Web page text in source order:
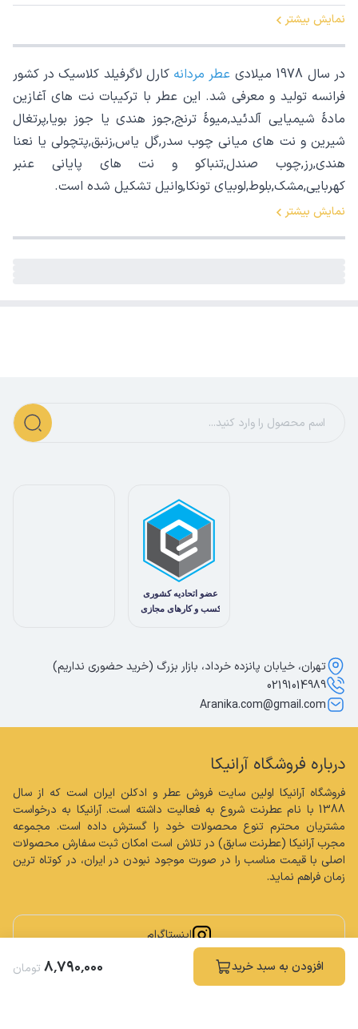
افزودن به سبد خرید ۸٬۷۹۰٬۰۰۰ تومان
نمایش بیشتر
در سال 1978 میلادی عطر مردانه کارل لاگرفیلد کلاسیک در کشور
فرانسه تولید و معرفی شد. این عطر با ترکیبات نت های آغازین
مادۀ شیمیایی آلدئید,میوۀ ترنج,جوز هندی یا جوز بویا,پرتغال
شیرین و نت های میانی چوب سدر,گل یاس,زنبق,پتچولی یا نعنا
هندی,رز,چوب صندل,تنباکو و نت های پایانی عنبر
کهربایی,مشک,بلوط,لوبیای تونکا,وانیل تشکیل شده است.
نمایش بیشتر
درباره فروشگاه آرانیکا
زمان فراهم نماید.
اینستاگرام
تهران، خیابان پانزده خرداد، بازار بزرگ (خرید حضوری نداریم)
02191014989
Aranika.com@gmail.com
کلیه حقوق مادی و معنوی این سایت محفوظ و متعلق به فروشگاه آرانیکا می باشد.